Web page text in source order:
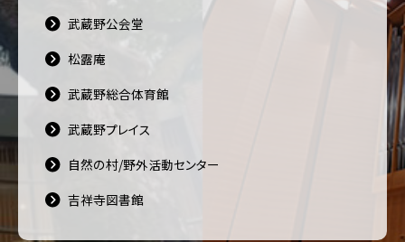
武蔵野公会堂
松露庵
武蔵野総合体育館
武蔵野プレイス
自然の村/野外活動センター
吉祥寺図書館